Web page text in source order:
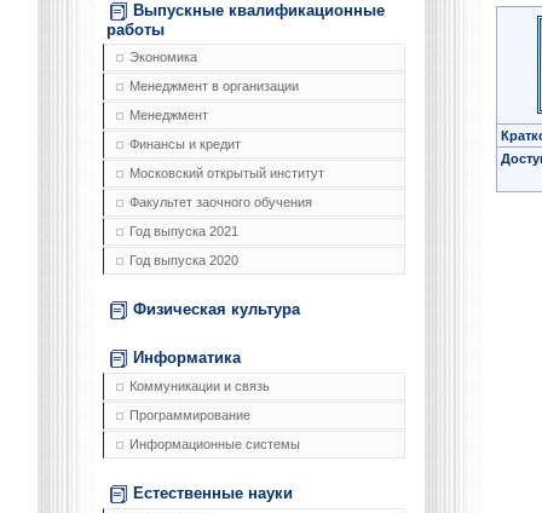
Выпускные квалификационные
работы
Экономика
Менеджмент в организации
Менеджмент
Финансы и кредит
Московский открытый институт
Факультет заочного обучения
Год выпуска 2021
Год выпуска 2020
Физическая культура
Информатика
Коммуникации и связь
Программирование
Информационные системы
Естественные науки